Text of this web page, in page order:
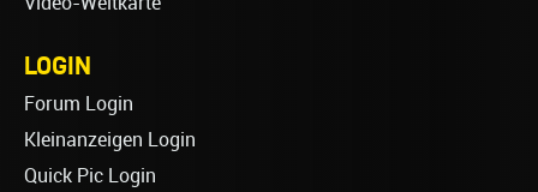
LOGIN
Forum Login
Kleinanzeigen Login
Quick Pic Login